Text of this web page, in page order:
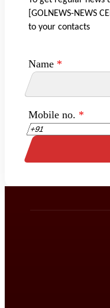
[GOLNEWS-NEWS
to your contacts
Name *
Mobile no. *